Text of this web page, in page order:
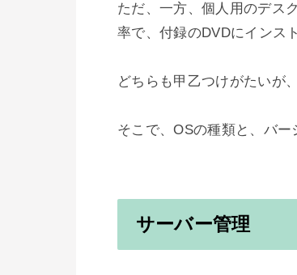
ただ、一方、個人用のデス
率で、付録のDVDにインス
どちらも甲乙つけがたいが
サーバー管理